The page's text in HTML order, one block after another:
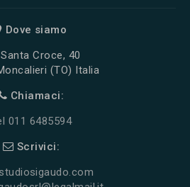
Dove siamo
Croce, 40
(TO) Italia
Chiamaci:
011 6485594
Scrivici: